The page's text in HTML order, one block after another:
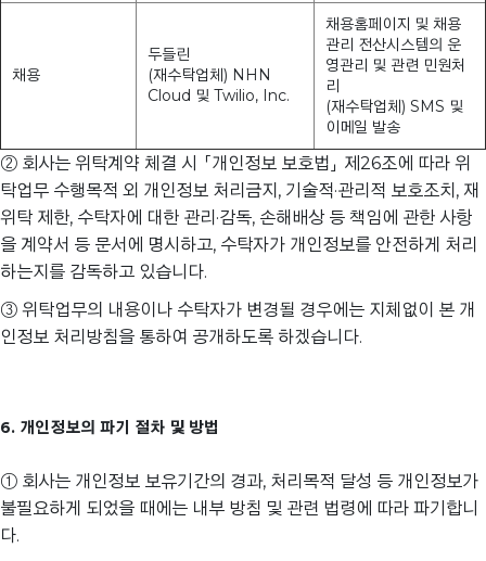
채용
두들린
(재수탁업체) NHN
Cloud 및 Twilio, Inc.
채용홈페이지 및 채용
관리 전산시스템의 운
영관리 및 관련 민원처
리
(재수탁업체) SMS 및
이메일 발송
② 회사는 위탁계약 체결 시 「개인정보 보호법」 제26조에 따라 위
탁업무 수행목적 외 개인정보 처리금지, 기술적·관리적 보호조치, 재
위탁 제한, 수탁자에 대한 관리·감독, 손해배상 등 책임에 관한 사항
을 계약서 등 문서에 명시하고, 수탁자가 개인정보를 안전하게 처리
하는지를 감독하고 있습니다.
③ 위탁업무의 내용이나 수탁자가 변경될 경우에는 지체없이 본 개
인정보 처리방침을 통하여 공개하도록 하겠습니다.
6. 개인정보의 파기 절차 및 방법
① 회사는 개인정보 보유기간의 경과, 처리목적 달성 등 개인정보가
불필요하게 되었을 때에는 내부 방침 및 관련 법령에 따라 파기합니
다.